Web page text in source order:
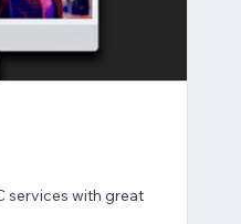
services with great